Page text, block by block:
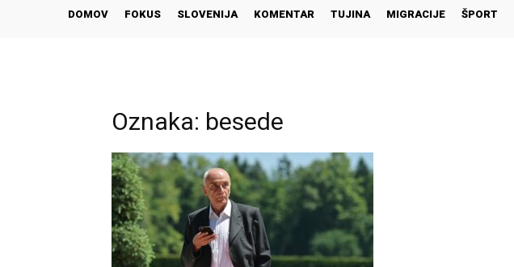
DOMOV FOKUS SLOVENIJA KOMENTAR TUJINA MIGRACIJE ŠPORT
Oznaka: besede